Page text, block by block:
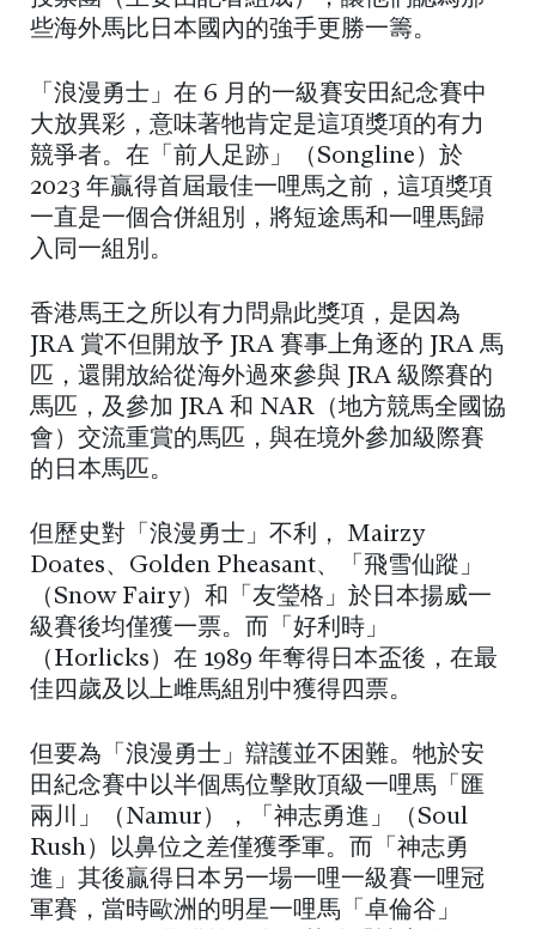
些海外馬比日本國內的強手更勝一籌。
「浪漫勇士」在 6 月的一級賽安田紀念賽中
大放異彩，意味著牠肯定是這項獎項的有力
競爭者。在「前人足跡」（Songline）於
2023 年贏得首屆最佳一哩馬之前，這項獎項
一直是一個合併組別，將短途馬和一哩馬歸
入同一組別。
香港馬王之所以有力問鼎此獎項，是因為
JRA 賞不但開放予 JRA 賽事上角逐的 JRA 馬
匹，還開放給從海外過來參與 JRA 級際賽的
馬匹，及參加 JRA 和 NAR（地方競馬全國協
會）交流重賞的馬匹，與在境外參加級際賽
的日本馬匹。
但歷史對「浪漫勇士」不利， Mairzy
Doates、Golden Pheasant、「飛雪仙蹤」
（Snow Fairy）和「友瑩格」於日本揚威一
級賽後均僅獲一票。而「好利時」
（Horlicks）在 1989 年奪得日本盃後，在最
佳四歲及以上雌馬組別中獲得四票。
但要為「浪漫勇士」辯護並不困難。牠於安
田紀念賽中以半個馬位擊敗頂級一哩馬「匯
兩川」（Namur），「神志勇進」（Soul
Rush）以鼻位之差僅獲季軍。而「神志勇
進」其後贏得日本另一場一哩一級賽一哩冠
軍賽，當時歐洲的明星一哩馬「卓倫谷」